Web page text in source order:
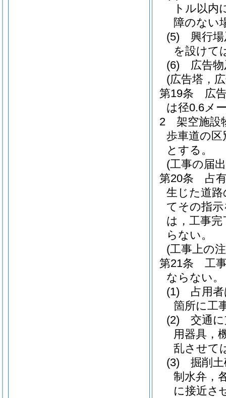
トル以内
障のない
(5)
興行
を設けて
(6)
広告
(広告塔，
第19条
広
は径0.6メ
2
架空施設
歩車道の
とする。
(工事の届
第20条
占
生じた道
てその指
は，工事完
らない。
(工事上の
第21条
工
ならない。
(1)
占用
箇所に工
(2)
交通
用器具，
乱させて
(3)
掘削
制水弁，
に接近さ